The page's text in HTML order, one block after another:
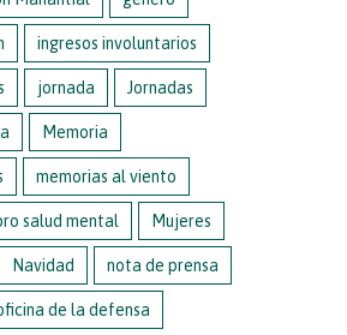
ingresos involuntarios
jornada Jornadas
Memoria
memorias al viento
salud mental Mujeres
Navidad nota de prensa
de la defensa